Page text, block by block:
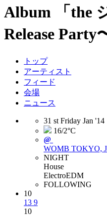
Album 「the
Release Party
トップ
アーティスト
フィード
会場
ニュース
31 st Friday Jan '14
16/2°C
@
WOMB TOKYO,
NIGHT
House
ElectroEDM
FOLLOWING
10
13 9
10